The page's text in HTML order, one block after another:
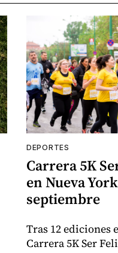
DEPORTES
Carrera 5K
en Nueva
septiembre
Tras 12 ediciones
Carrera 5K Ser